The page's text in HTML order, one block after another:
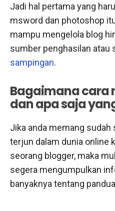
Jadi hal pertama yang
msword dan photoshop
mampu mengelola blog
sumber penghasilan atau
sampingan.
Bagaimana cara
dan apa saja
Jika anda memang
terjun dalam dunia online
seorang blogger, maka
segera mengumpulkan
banyaknya tentang